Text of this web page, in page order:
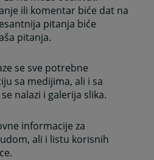
ili komentar biće dat na
pitanja biće
pitanja.
se sve potrebne
sa medijima, ali i sa
nalazi i galerija slika.
informacije za
ali i listu korisnih